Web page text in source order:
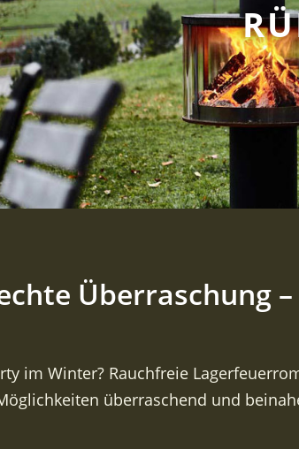
Überraschung
im Winter? Rauchfreie
überraschend und